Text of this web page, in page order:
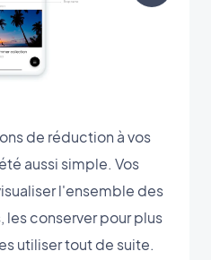
de réduction à vos
aussi simple. Vos
l'ensemble des
conserver pour plus
utiliser tout de suite.